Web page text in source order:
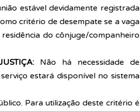
estável devidamente registrada
critério de desempate se a vaga
do cônjuge/companheiro
Não há necessidade de
estará disponível no sistema
Para utilização deste critério é